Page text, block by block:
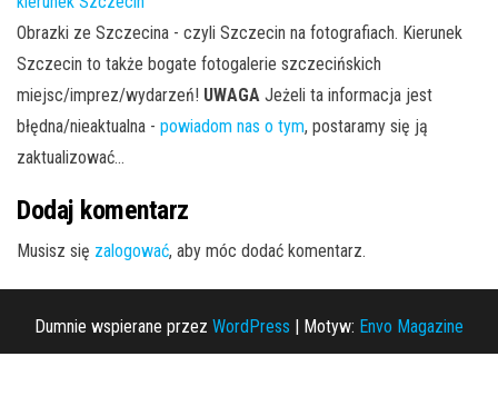
Obrazki ze Szczecina - czyli Szczecin na fotografiach. Kierunek
Szczecin to także bogate fotogalerie szczecińskich
miejsc/imprez/wydarzeń! UWAGA Jeżeli ta informacja jest
błędna/nieaktualna - powiadom nas o tym, postaramy się ją
zaktualizować...
Dodaj komentarz
Musisz się zalogować, aby móc dodać komentarz.
Dumnie wspierane przez WordPress | Motyw: Envo Magazine